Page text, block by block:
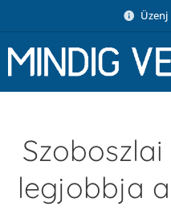
legjobbja